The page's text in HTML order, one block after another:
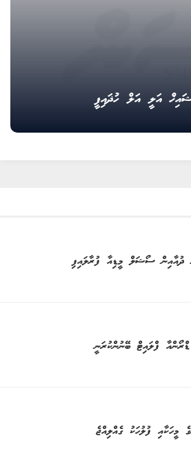
އަލީ އަލް ހުޛައިފީ
ދުއާއިން ސޯޝަލް މީޑިއާ ފުރާލައިފި
ފްލައިޓް ބޭނުންކުރަނީ
މީހަކާއި ފުލުހަކު ގެއްލިއްޖެ